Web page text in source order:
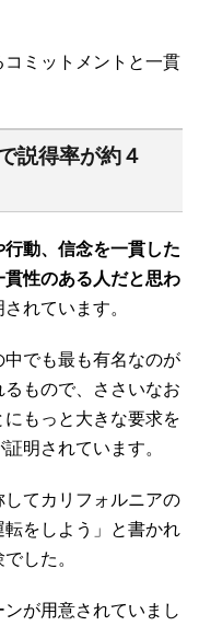
ミットメントと一貫
説得率が約４
動、信念を一貫した
性のある人だと思わ
れています。
でも最も有名なのが
るもので、ささいなお
もっと大きな要求を
明されています。
てカリフォルニアの
をしよう」と書かれ
した。
が用意されていまし